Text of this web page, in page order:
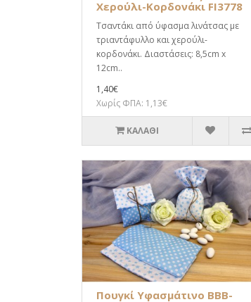
Χερούλι-Κορδονάκι FI3778
Τσαντάκι από ύφασμα λινάτσας με
τριαντάφυλλο και χερούλι-
κορδονάκι. Διαστάσεις: 8,5cm x
12cm..
1,40€
Χωρίς ΦΠΑ: 1,13€
ΚΑΛΆΘΙ
Πουγκί Υφασμάτινο BBB-